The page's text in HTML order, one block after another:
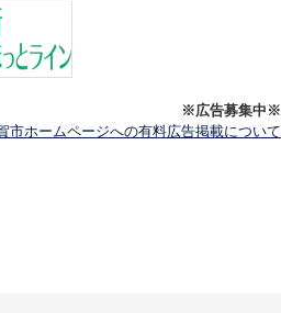
※広告募集中※
市ホームページへの有料広告掲載について